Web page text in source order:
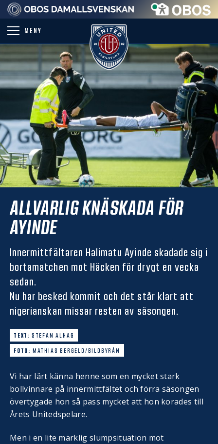
MENY
PARTNER
ALLVARLIG KNÄSKADA FÖR
AYINDE
Innermittfältaren Halimatu Ayinde skadade sig i
bortamatchen mot Häcken för drygt en vecka
sedan.
Nu har besked kommit och det står klart att
nigerianskan missar resten av säsongen.
TEXT: STEFAN ALHAG
FOTO: MATHIAS BERGELD/BILDBYRÅN
Vi har lärt känna henne som en mycket stark
bollvinnare på innermittfältet och förra säsongen
övertygade hon så pass mycket att hon korades till
Årets Unitedspelare.
Men i en lite märklig slumpsituation mot